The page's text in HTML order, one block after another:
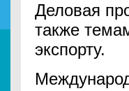
Деловая
также
экспорту.